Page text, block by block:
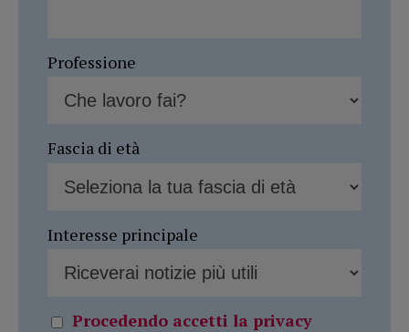
Professione
Fascia di età
Interesse principale
Procedendo accetti la privacy